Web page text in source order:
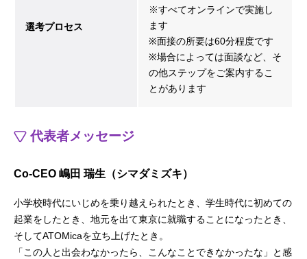
選考プロセス
※すべてオンラインで実施し
ます
※面接の所要は60分程度です
※場合によっては面談など、そ
の他ステップをご案内するこ
とがあります
代表者メッセージ
Co-CEO 嶋田 瑞生（シマダミズキ）
小学校時代にいじめを乗り越えられたとき、学生時代に初めての
起業をしたとき、地元を出て東京に就職することになったとき、
そしてATOMicaを立ち上げたとき。
「この人と出会わなかったら、こんなことできなかったな」と感